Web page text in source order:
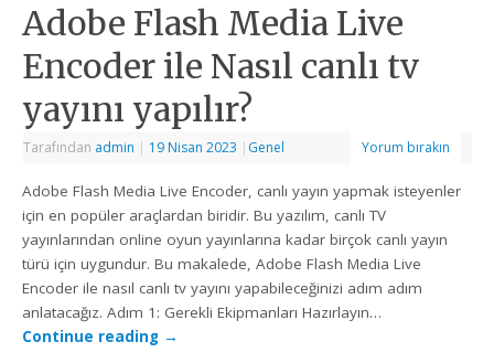
Adobe Flash Media Live
Encoder ile Nasıl canlı tv
yayını yapılır?
Tarafından admin | 19 Nisan 2023 | Genel Yorum bırakın
Adobe Flash Media Live Encoder, canlı yayın yapmak isteyenler
için en popüler araçlardan biridir. Bu yazılım, canlı TV
yayınlarından online oyun yayınlarına kadar birçok canlı yayın
türü için uygundur. Bu makalede, Adobe Flash Media Live
Encoder ile nasıl canlı tv yayını yapabileceğinizi adım adım
anlatacağız. Adım 1: Gerekli Ekipmanları Hazırlayın…
Continue reading →